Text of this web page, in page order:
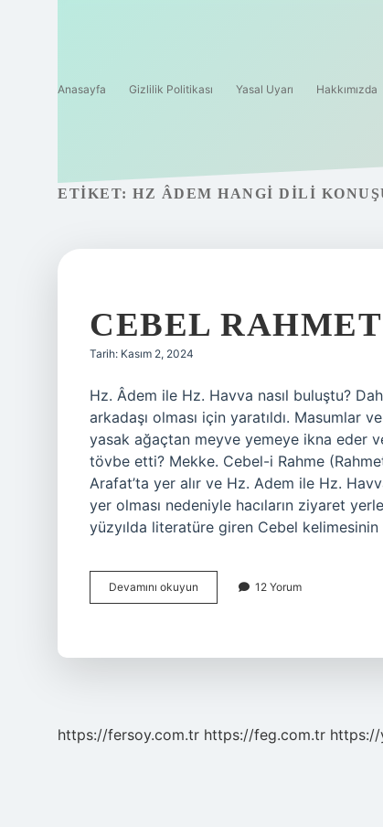
Anasayfa Gizlilik Politikası Yasal Uyarı Hakkımızda
ETIKET: HZ ÂDEM HANGI DILI
CEBEL
Tarih: Kasım 2, 2024
Hz. Âdem ile Hz. Havva nasıl buluştu?
arkadaşı olması için yaratıldı. Masumlar
yasak ağaçtan meyve yemeye ikna eder
tövbe etti? Mekke. Cebel-i Rahme
Arafat’ta yer alır ve Hz. Adem ile Hz.
yer olması nedeniyle hacıların ziyaret
yüzyılda literatüre giren Cebel
Devamını okuyun
Rahmet
12 Yorum
https://fersoy.com.tr https://feg.com.tr https://